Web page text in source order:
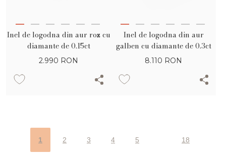
Inel de logodna din aur roz cu
diamante de 0.15ct
2.990 RON
Inel de logodna din aur
galben cu diamante de 0.3ct
8.110 RON
1 2 3 4 5 18